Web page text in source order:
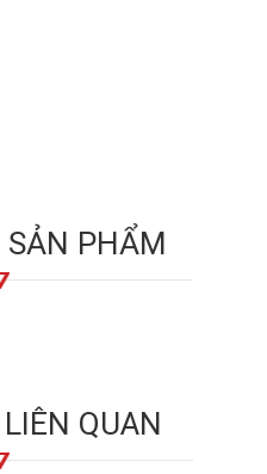
PHẨM
QUAN